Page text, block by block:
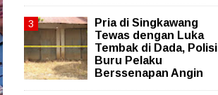
Pria di Singkawang
Tewas dengan Luka
Tembak di Dada, Polisi
Buru Pelaku
Berssenapan Angin